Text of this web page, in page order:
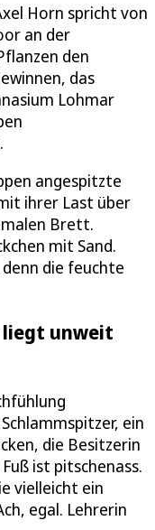
Horn spricht von
an der
den
das
Lohmar
angespitzte
ihrer Last über
Brett.
mit Sand.
die feuchte
liegt unweit
ein
die Besitzerin
ist pitschenass.
vielleicht ein
egal. Lehrerin